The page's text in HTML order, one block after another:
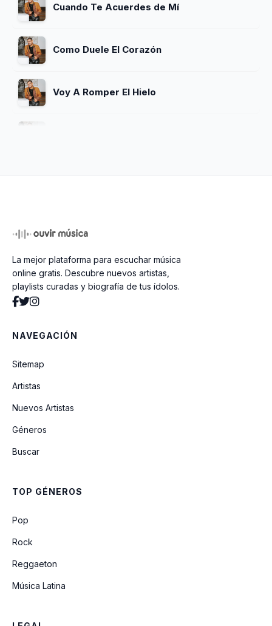
Cuando Te Acuerdes de Mí
Como Duele El Corazón
Voy A Romper El Hielo
Salí a Olvidarte
Ésta Es Pa' Mi Viejo
La mejor plataforma para escuchar música
online gratis. Descubre nuevos artistas,
playlists curadas y biografía de tus ídolos.
NAVEGACIÓN
Sitemap
Artistas
Nuevos Artistas
Géneros
Buscar
TOP GÉNEROS
Pop
Rock
Reggaeton
Música Latina